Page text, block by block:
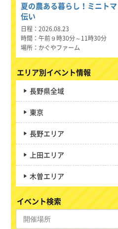
夏の農ある暮らし！ミニト
伝い
日程
2026.08.23
時間
午前９時30分～11時30分
場所
かぐやファーム
エリア別イベント情報
長野県全域
東京
長野エリア
上田エリア
木曽エリア
イベント検索